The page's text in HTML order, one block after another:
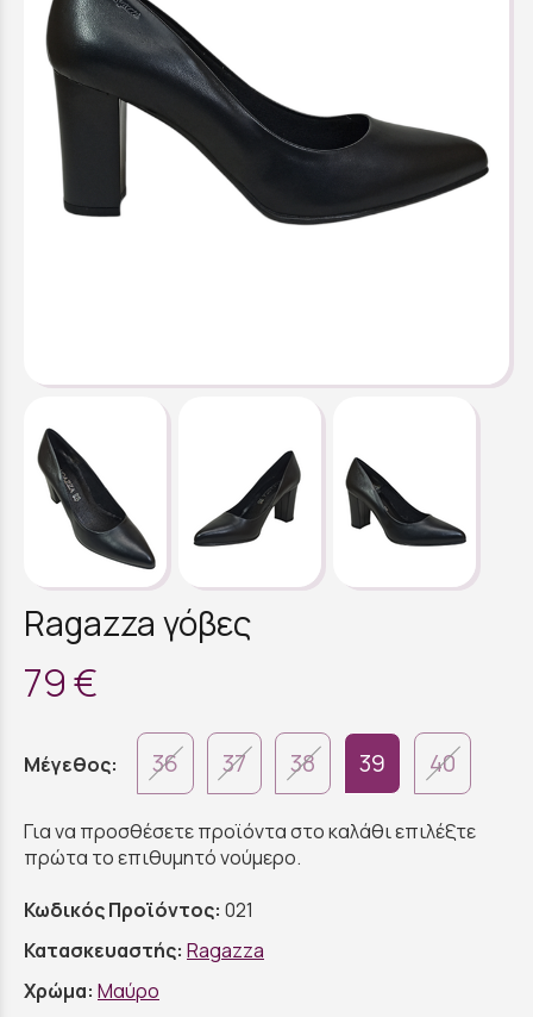
Ragazza γόβες
79 €
Μέγεθος: 36 37 38 39 40
Για να προσθέσετε προϊόντα στο καλάθι επιλέξτε
πρώτα το επιθυμητό νούμερο.
Κωδικός Προϊόντος: 021
Κατασκευαστής: Ragazza
Χρώμα: Μαύρο